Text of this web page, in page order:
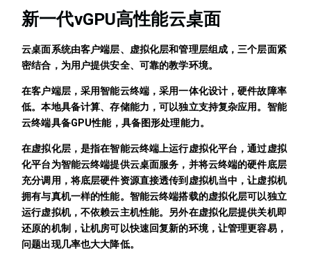
新一代vGPU高性能云桌面
云桌面系统由客户端层、虚拟化层和管理层组成，三个层面紧
密结合，为用户提供安全、可靠的教学环境。
在客户端层，采用智能云终端，采用一体化设计，硬件故障率
低。本地具备计算、存储能力，可以独立支持复杂应用。智能
云终端具备GPU性能，具备图形处理能力。
在虚拟化层，是指在智能云终端上运行虚拟化平台，通过虚拟
化平台为智能云终端提供云桌面服务，并将云终端的硬件底层
充分调用，将底层硬件资源直接透传到虚拟机当中，让虚拟机
拥有与真机一样的性能。智能云终端搭载的虚拟化层可以独立
运行虚拟机，不依赖云主机性能。另外在虚拟化层提供关机即
还原的机制，让机房可以快速回复新的环境，让管理更容易，
问题出现几率也大大降低。